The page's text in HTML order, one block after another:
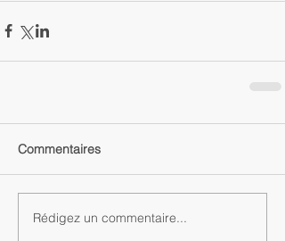
Commentaires
Rédigez un commentaire...